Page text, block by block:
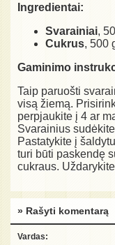
Ingredientai:
Svarainiai,
Cukrus, 500
Gaminimo
Taip paruošti
visą žiemą.
perpjaukite į 4 ar
Svarainius
Pastatykite į
turi būti paskendę
cukraus.
» Rašyti komentarą
Vardas: